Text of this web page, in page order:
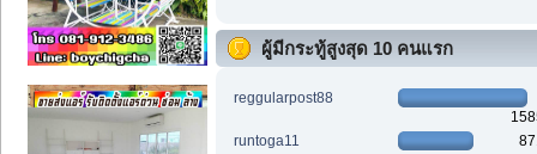
ผู้มีกระทู้สูงสุด 10 คนแรก
reggularpost88
runtoga11